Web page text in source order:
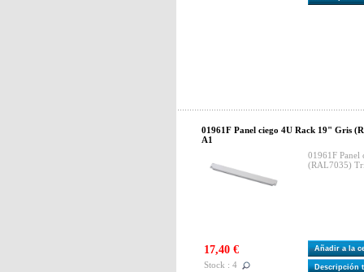
01961F Panel ciego 4U Rack 19" Gris
A1
01961F Panel
(RAL7035)
17,40 €
Stock : 4
Añadir a la
Descripción